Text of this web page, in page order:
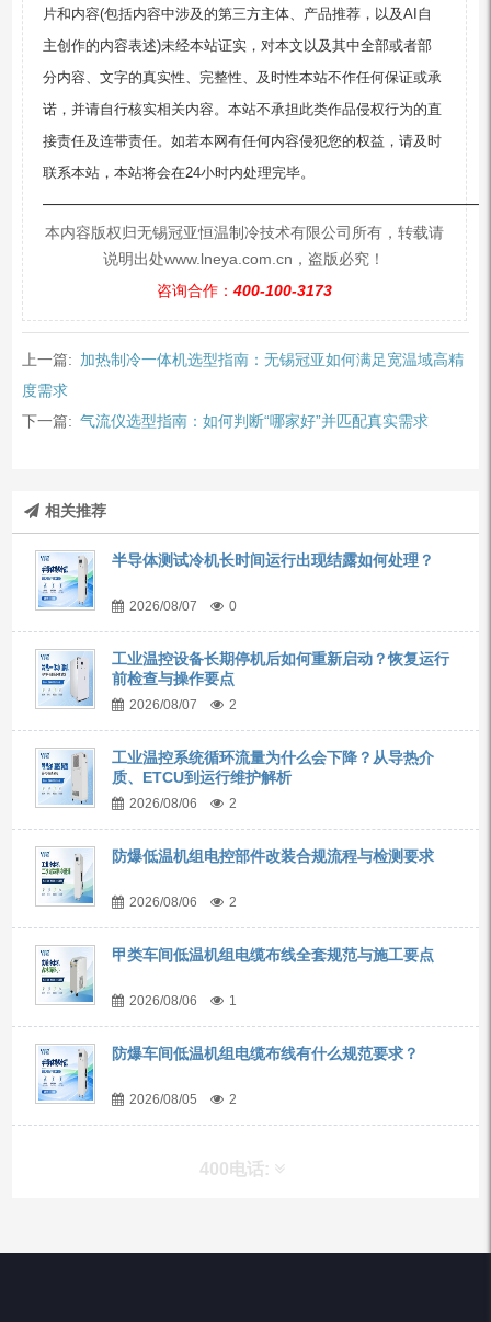
片和内容(包括内容中涉及的第三方主体、产品推荐，以及AI自
主创作的内容表述)未经本站证实，对本文以及其中全部或者部
分内容、文字的真实性、完整性、及时性本站不作任何保证或承
诺，并请自行核实相关内容。本站不承担此类作品侵权行为的直
接责任及连带责任。如若本网有任何内容侵犯您的权益，请及时
联系本站，本站将会在24小时内处理完毕。
本内容版权归无锡冠亚恒温制冷技术有限公司所有，转载请
说明出处www.lneya.com.cn，盗版必究！
咨询合作： 400-100-3173
上一篇: 加热制冷一体机选型指南：无锡冠亚如何满足宽温域高精
度需求
下一篇: 气流仪选型指南：如何判断“哪家好”并匹配真实需求
相关推荐
半导体测试冷机长时间运行出现结露如何处理？
2026/08/07 0
工业温控设备长期停机后如何重新启动？恢复运行
前检查与操作要点
2026/08/07 2
工业温控系统循环流量为什么会下降？从导热介
质、ETCU到运行维护解析
2026/08/06 2
防爆低温机组电控部件改装合规流程与检测要求
2026/08/06 2
甲类车间低温机组电缆布线全套规范与施工要点
2026/08/06 1
防爆车间低温机组电缆布线有什么规范要求？
2026/08/05 2
400电话:
产品分类